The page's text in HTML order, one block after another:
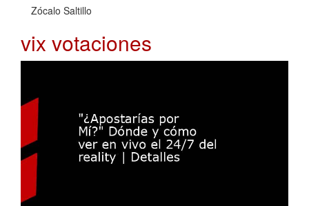
Zócalo Saltillo
vix votaciones